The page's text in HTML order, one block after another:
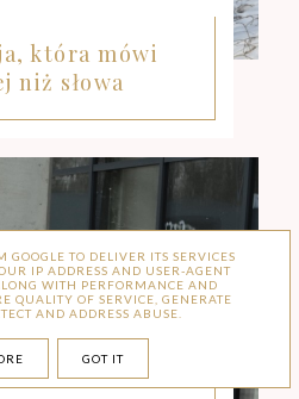
która mówi
niż słowa
GOOGLE TO DELIVER ITS SERVICES
IP ADDRESS AND USER-AGENT
WITH PERFORMANCE AND
QUALITY OF SERVICE, GENERATE
AND ADDRESS ABUSE.
GOT IT